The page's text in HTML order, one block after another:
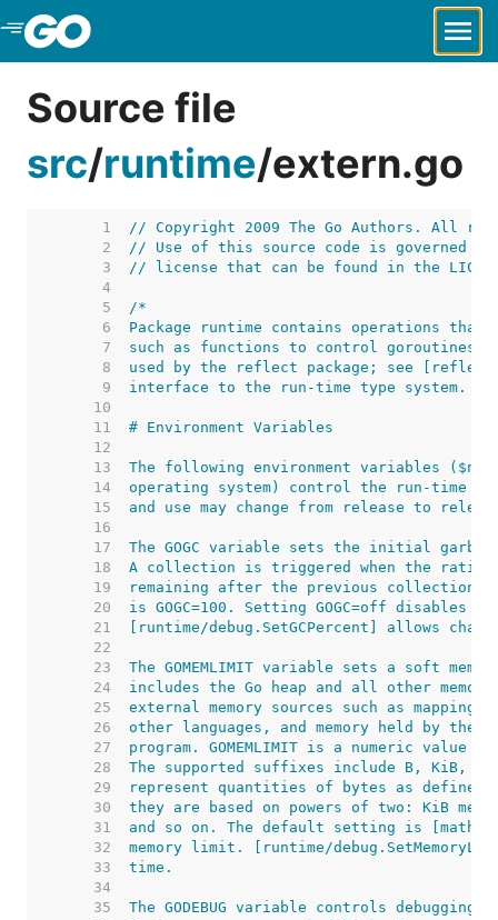
Skip to Main Content
Source file
src/runtime/extern.go
     1
// Copyright 2009 The Go Authors. All
     2
// Use of this source code is governed by
     3
// license that can be found in the
     4
     5
     6
     7
     8
     9
    10
    11
    12
    13
    14
    15
    16
    17
    18
    19
    20
    21
    22
    23
    24
    25
    26
    27
    28
    29
    30
    31
    32
    33
    34
    35